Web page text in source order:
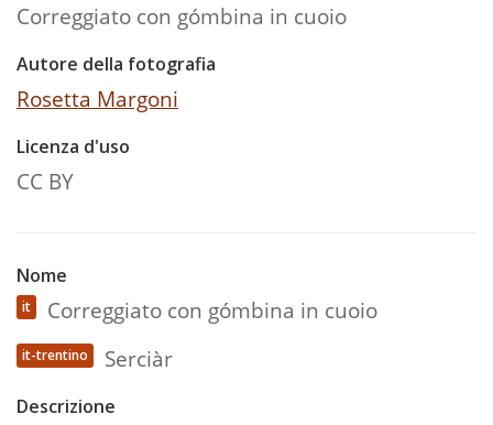
Correggiato con gómbina in cuoio
Autore della fotografia
Rosetta Margoni
Licenza d'uso
CC BY
Nome
it Correggiato con gómbina in cuoio
it-trentino Serciàr
Descrizione